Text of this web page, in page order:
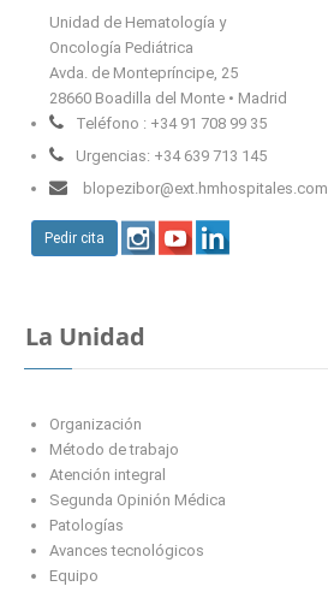
Unidad de Hematología y
Oncología Pediátrica
Avda. de Montepríncipe, 25
28660 Boadilla del Monte • Madrid
Teléfono : +34 91 708 99 35
Urgencias: +34 639 713 145
blopezibor@ext.hmhospitales.com
Pedir cita
La Unidad
Organización
Método de trabajo
Atención integral
Segunda Opinión Médica
Patologías
Avances tecnológicos
Equipo